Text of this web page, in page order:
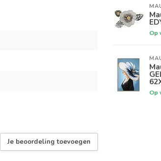
Je beoordeling toevoegen
Op
Op